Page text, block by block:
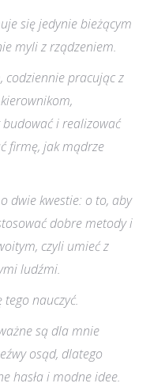
się jedynie bieżącym
myli z rządzeniem.
codziennie pracując z
i realizować
firmę, jak mądrze
dwie kwestie: o to, aby
dobre metody i
czyli umieć z
ludźmi.
nauczyć.
są dla mnie
osąd, dlatego
hasła i modne idee.